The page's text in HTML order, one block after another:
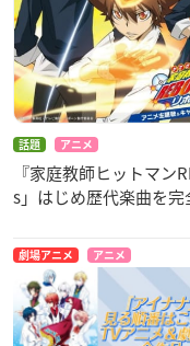
話題 アニメ
『家庭教師ヒットマ
s」はじめ歴代楽曲を完
劇場アニメ アニメ